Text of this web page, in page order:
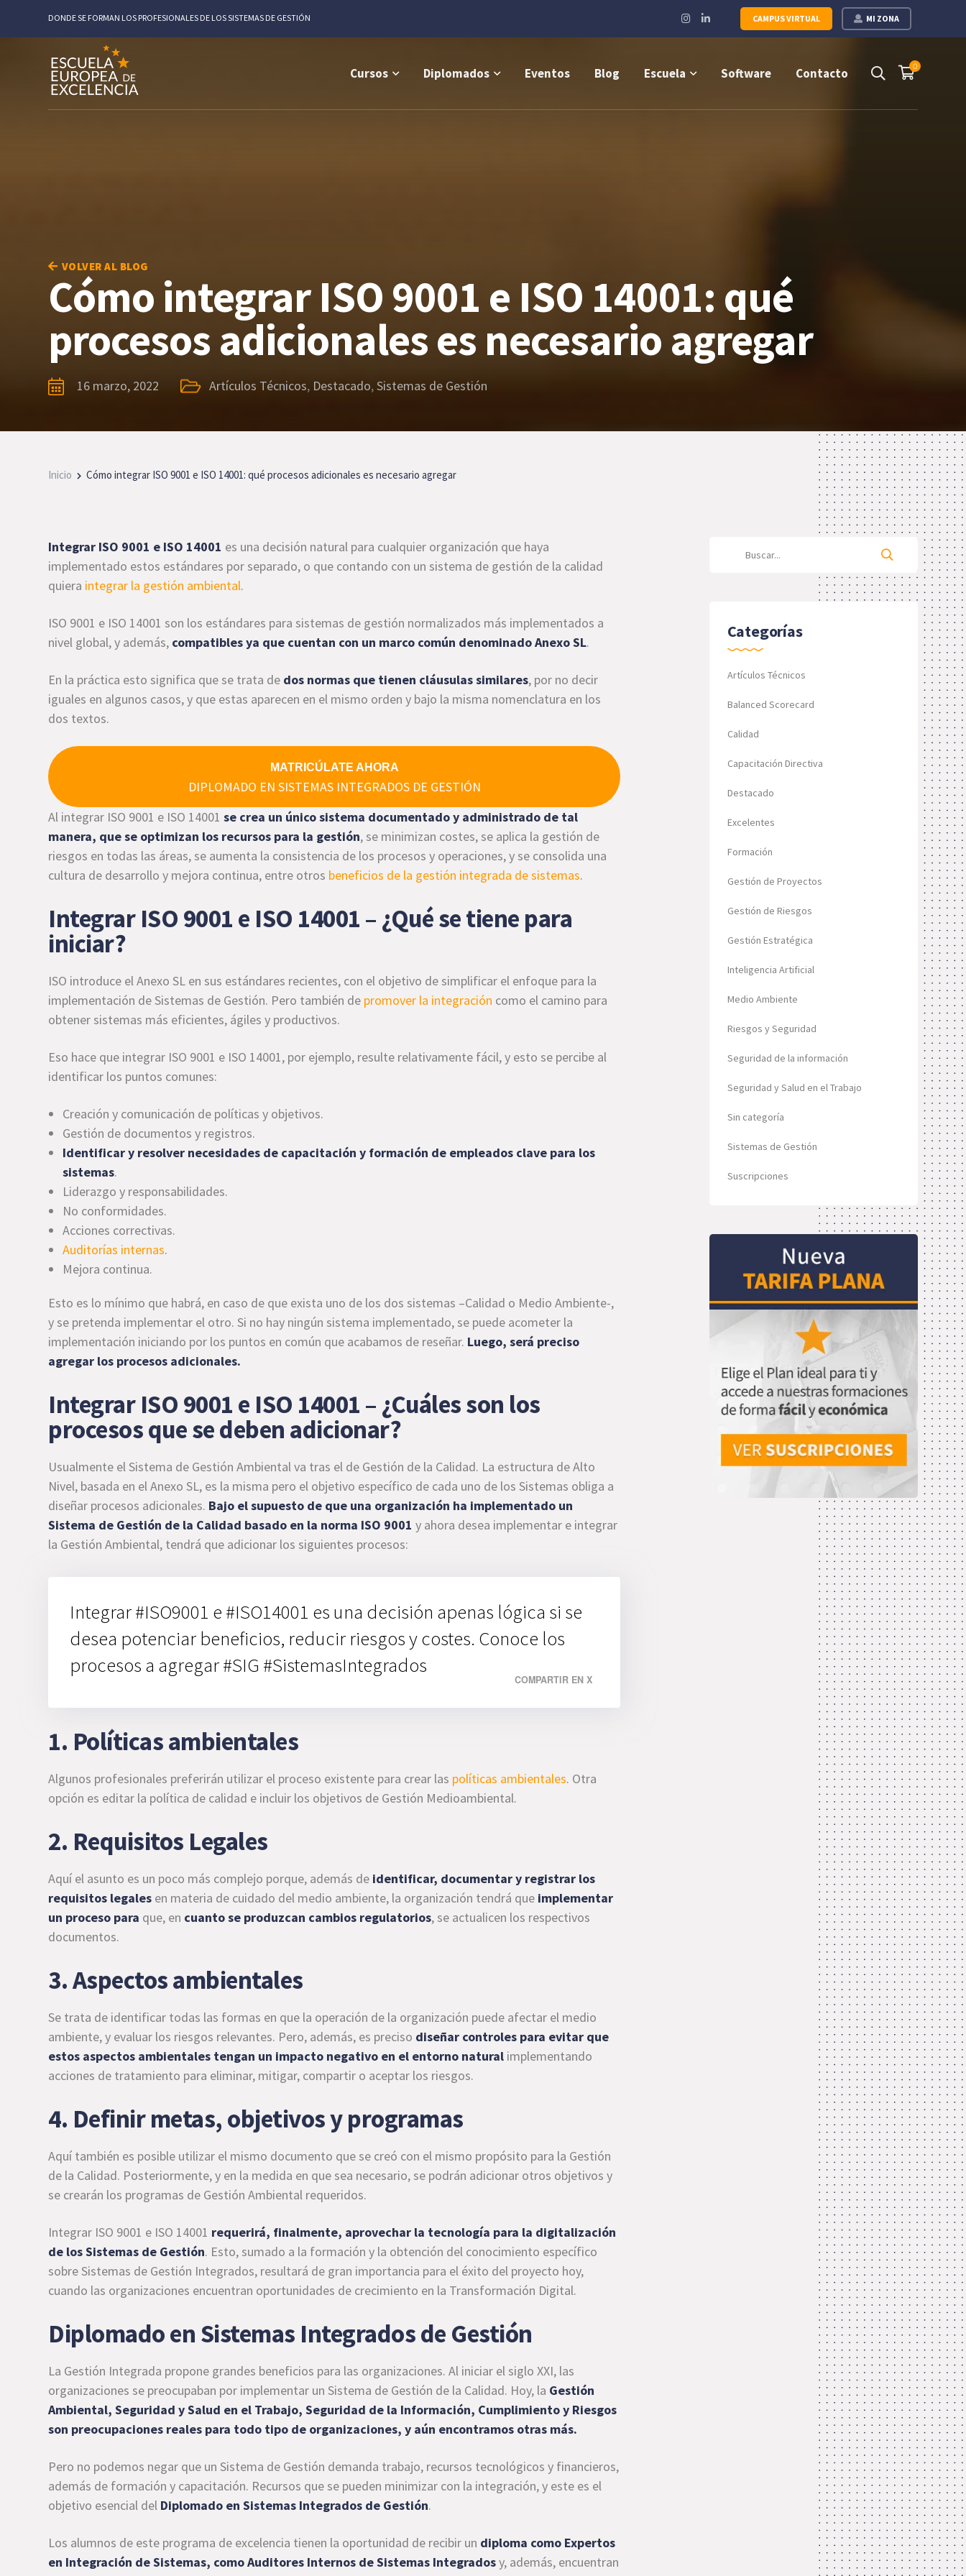
MI ZONA
CAMPUS VIRTUAL
DONDE SE FORMAN LOS PROFESIONALES DE LOS SISTEMAS DE GESTIÓN
Instagram
Profile
LinkedIn
Profile
0
Cursos Diplomados Eventos Blog Escuela Software Contacto
VOLVER AL BLOG
Cómo integrar ISO 9001 e ISO 14001: qué
procesos adicionales es necesario agregar
16 marzo, 2022 Artículos Técnicos, Destacado,Sistemas de Gestión
Inicio Cómo integrar ISO 9001 e ISO 14001: qué procesos adicionales es necesario agregar
Integrar ISO 9001 e ISO 14001 es una decisión natural para cualquier organización que haya
implementado estos estándares por separado, o que contando con un sistema de gestión de la calidad
quiera integrar la gestión ambiental.
ISO 9001 e ISO 14001 son los estándares para sistemas de gestión normalizados más implementados a
nivel global, y además, compatibles ya que cuentan con un marco común denominado Anexo SL.
En la práctica esto significa que se trata de dos normas que tienen cláusulas similares, por no decir
iguales en algunos casos, y que estas aparecen en el mismo orden y bajo la misma nomenclatura en los
dos textos.
MATRICÚLATE AHORA
DIPLOMADO EN SISTEMAS INTEGRADOS DE GESTIÓN
Al integrar ISO 9001 e ISO 14001se crea un único sistema documentado y administrado de tal
manera, que se optimizan los recursos para la gestión, se minimizan costes, se aplica la gestión de
riesgos en todas las áreas, se aumenta la consistencia de los procesos y operaciones, y se consolida una
cultura de desarrollo y mejora continua, entre otros beneficios de la gestión integrada de sistemas.
Integrar ISO 9001 e ISO 14001 – ¿Qué se tiene para
iniciar?
ISO introduce el Anexo SL en sus estándares recientes, con el objetivo de simplificar el enfoque para la
implementación de Sistemas de Gestión. Pero también de promover la integración como el camino para
obtener sistemas más eficientes, ágiles y productivos.
Eso hace que integrar ISO 9001 e ISO 14001, por ejemplo, resulte relativamente fácil, y esto se percibe al
identificar los puntos comunes:
Creación y comunicación de políticas y objetivos.
Gestión de documentos y registros.
Identificar y resolver necesidades de capacitación y formación de empleados clave para los
sistemas.
Liderazgo y responsabilidades.
No conformidades.
Acciones correctivas.
Auditorías internas.
Mejora continua.
Esto es lo mínimo que habrá, en caso de que exista uno de los dos sistemas –Calidad o Medio Ambiente-,
y se pretenda implementar el otro. Si no hay ningún sistema implementado, se puede acometer la
implementación iniciando por los puntos en común que acabamos de reseñar. Luego, será preciso
agregar los procesos adicionales.
Integrar ISO 9001 e ISO 14001 – ¿Cuáles son los
procesos que se deben adicionar?
Usualmente el Sistema de Gestión Ambiental va tras el de Gestión de la Calidad. La estructura de Alto
Nivel, basada en el Anexo SL, es la misma pero el objetivo específico de cada uno de los Sistemas obliga a
diseñar procesos adicionales. Bajo el supuesto de que una organización ha implementado un
Sistema de Gestión de la Calidad basado en la norma ISO 9001 y ahora desea implementar e integrar
la Gestión Ambiental, tendrá que adicionar los siguientes procesos:
Integrar #ISO9001 e #ISO14001 es una decisión apenas lógica si se
desea potenciar beneficios, reducir riesgos y costes. Conoce los
procesos a agregar #SIG #SistemasIntegrados
COMPARTIR EN X
1. Políticas ambientales
Algunos profesionales preferirán utilizar el proceso existente para crear las políticas ambientales. Otra
opción es editar la política de calidad e incluir los objetivos de Gestión Medioambiental.
2. Requisitos Legales
Aquí el asunto es un poco más complejo porque, además de identificar, documentar y registrar los
requisitos legales en materia de cuidado del medio ambiente, la organización tendrá que implementar
un proceso para que, en cuanto se produzcan cambios regulatorios, se actualicen los respectivos
documentos.
3. Aspectos ambientales
Se trata de identificar todas las formas en que la operación de la organización puede afectar el medio
ambiente, y evaluar los riesgos relevantes. Pero, además, es preciso diseñar controles para evitar que
estos aspectos ambientales tengan un impacto negativo en el entorno natural implementando
acciones de tratamiento para eliminar, mitigar, compartir o aceptar los riesgos.
4. Definir metas, objetivos y programas
Aquí también es posible utilizar el mismo documento que se creó con el mismo propósito para la Gestión
de la Calidad. Posteriormente, y en la medida en que sea necesario, se podrán adicionar otros objetivos y
se crearán los programas de Gestión Ambiental requeridos.
Integrar ISO 9001 e ISO 14001 requerirá, finalmente, aprovechar la tecnología para la digitalización
de los Sistemas de Gestión. Esto, sumado a la formación y la obtención del conocimiento específico
sobre Sistemas de Gestión Integrados, resultará de gran importancia para el éxito del proyecto hoy,
cuando las organizaciones encuentran oportunidades de crecimiento en la Transformación Digital.
Diplomado en Sistemas Integrados de Gestión
La Gestión Integrada propone grandes beneficios para las organizaciones. Al iniciar el siglo XXI, las
organizaciones se preocupaban por implementar un Sistema de Gestión de la Calidad. Hoy, la Gestión
Ambiental, Seguridad y Salud en el Trabajo, Seguridad de la Información, Cumplimiento y Riesgos
son preocupaciones reales para todo tipo de organizaciones, y aún encontramos otras más.
Pero no podemos negar que un Sistema de Gestión demanda trabajo, recursos tecnológicos y financieros,
además de formación y capacitación. Recursos que se pueden minimizar con la integración, y este es el
objetivo esencial del Diplomado en Sistemas Integrados de Gestión.
Los alumnos de este programa de excelencia tienen la oportunidad de recibir un diploma como Expertos
en Integración de Sistemas, como Auditores Internos de Sistemas Integradosy, además, encuentran
Categorías
Artículos Técnicos
Balanced Scorecard
Calidad
Capacitación Directiva
Destacado
Excelentes
Formación
Gestión de Proyectos
Gestión de Riesgos
Gestión Estratégica
Inteligencia Artificial
Medio Ambiente
Riesgos y Seguridad
Seguridad de la información
Seguridad y Salud en el Trabajo
Sin categoría
Sistemas de Gestión
Suscripciones